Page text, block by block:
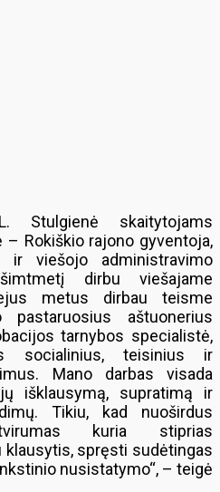
Stulgienė skaitytojams
– Rokiškio rajono gyventoja,
ir viešojo administravimo
dirbu viešajame
metus dirbau teisme
aštuonerius
tarnybos specialistė,
socialinius, teisinius ir
Mano darbas visada
išklausymą, supratimą ir
Tikiu, kad nuoširdus
kuria stiprias
klausytis, spręsti sudėtingas
nusistatymo“, – teigė